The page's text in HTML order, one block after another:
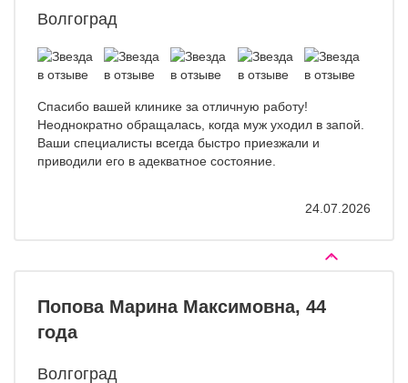
Волгоград
Спасибо вашей клинике за отличную работу!
Неоднократно обращалась, когда муж уходил в запой.
Ваши специалисты всегда быстро приезжали и
приводили его в адекватное состояние.
24.07.2026
Попова Марина Максимовна, 44
года
Волгоград